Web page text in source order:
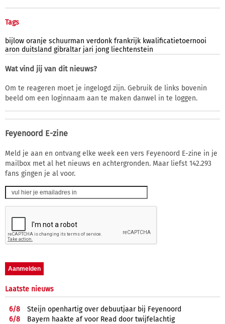
Tags
bijlow oranje schuurman verdonk frankrijk kwalificatietoernooi
aron duitsland gibraltar jari jong liechtenstein
Wat vind jij van dit nieuws?
Om te reageren moet je ingelogd zijn. Gebruik de links bovenin
beeld om een loginnaam aan te maken danwel in te loggen.
Feyenoord E-zine
Meld je aan en ontvang elke week een vers Feyenoord E-zine in je
mailbox met al het nieuws en achtergronden. Maar liefst 142.293
fans gingen je al voor.
Laatste nieuws
6/8
Steijn openhartig over debuutjaar bij Feyenoord
6/8
Bayern haakte af voor Read door twijfelachtig